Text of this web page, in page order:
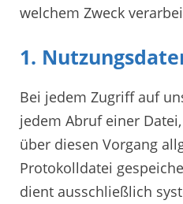
welchem Zweck
1.
Bei jedem Zugriff auf
jedem Abruf einer
über diesen Vorgang
Protokolldatei
dient ausschließlich